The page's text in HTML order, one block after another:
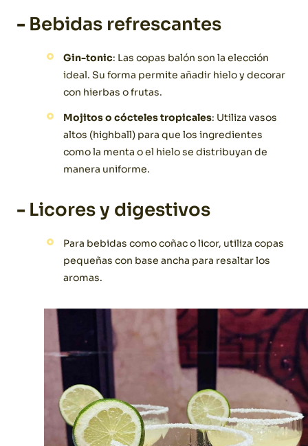
- Bebidas refrescantes
Gin-tonic: Las copas balón son la elección
ideal. Su forma permite añadir hielo y decorar
con hierbas o frutas.
Mojitos o cócteles tropicales: Utiliza vasos
altos (highball) para que los ingredientes
como la menta o el hielo se distribuyan de
manera uniforme.
- Licores y digestivos
Para bebidas como coñac o licor, utiliza copas
pequeñas con base ancha para resaltar los
aromas.